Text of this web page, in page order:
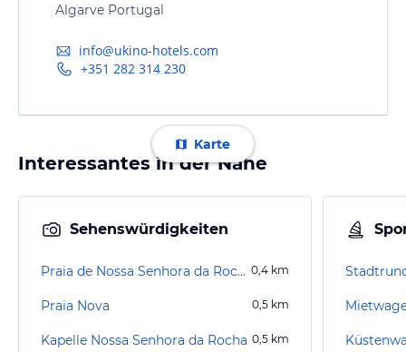
Algarve Portugal
info@ukino-hotels.com
+351 282 314 230
Karte
Interessantes in der Nähe
Sehenswürdigkeiten
Praia de Nossa Senhora da Rocha 0,4 km
Praia Nova 0,5 km
Kapelle Nossa Senhora da Rocha 0,5 km